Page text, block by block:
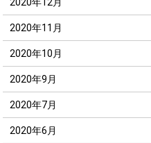
2020年11月
2020年10月
2020年9月
2020年7月
2020年6月